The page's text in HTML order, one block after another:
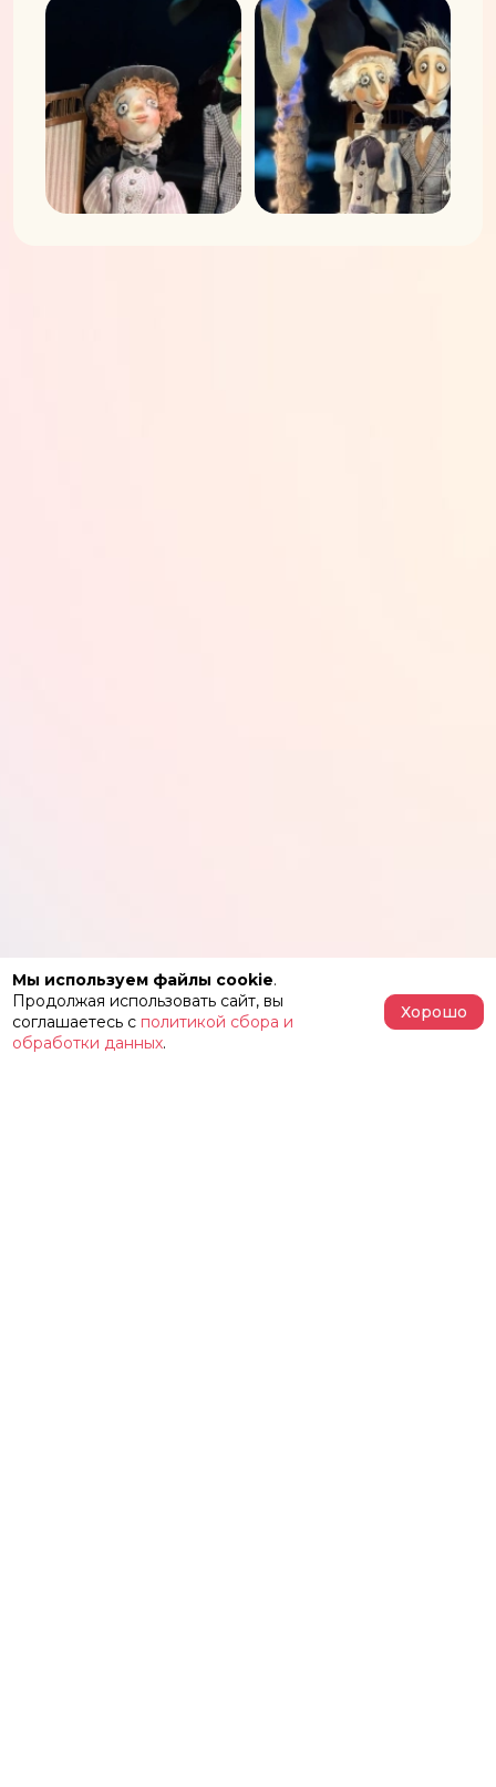
Мы используем файлы cookie.
Продолжая использовать сайт, вы
соглашаетесь с политикой сбора и
обработки данных.
Хорошо